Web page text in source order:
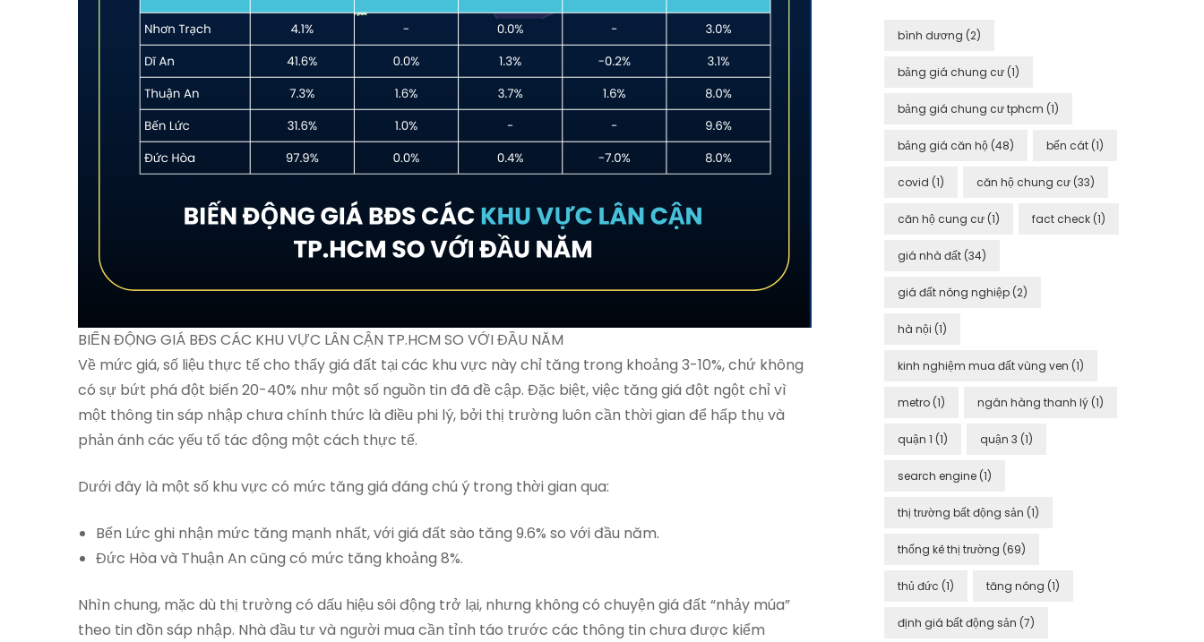
BIẾN ĐỘNG GIÁ BĐS CÁC KHU VỰC LÂN CẬN TP.HCM SO VỚI ĐẦU NĂM
Về mức giá, số liệu thực tế cho thấy giá đất tại các khu vực này chỉ tăng trong khoảng 3-10%, chứ không
có sự bứt phá đột biến 20-40% như một số nguồn tin đã đề cập. Đặc biệt, việc tăng giá đột ngột chỉ vì
một thông tin sáp nhập chưa chính thức là điều phi lý, bởi thị trường luôn cần thời gian để hấp thụ và
phản ánh các yếu tố tác động một cách thực tế.
Dưới đây là một số khu vực có mức tăng giá đáng chú ý trong thời gian qua:
Bến Lức ghi nhận mức tăng mạnh nhất, với giá đất sào tăng 9.6% so với đầu năm.
Đức Hòa và Thuận An cũng có mức tăng khoảng 8%.
Nhìn chung, mặc dù thị trường có dấu hiệu sôi động trở lại, nhưng không có chuyện giá đất “nhảy múa”
theo tin đồn sáp nhập. Nhà đầu tư và người mua cần tỉnh táo trước các thông tin chưa được kiểm
bình dương (2)
bảng giá chung cư (1)
bảng giá chung cư tphcm (1)
bảng giá căn hộ (48) bến cát (1)
covid (1) căn hộ chung cư (33)
căn hộ cung cư (1) fact check (1)
giá nhà đất (34)
giá đất nông nghiệp (2)
hà nội (1)
kinh nghiệm mua đất vùng ven (1)
metro (1) ngân hàng thanh lý (1)
quận 1 (1) quận 3 (1)
search engine (1)
thị trường bất động sản (1)
thống kê thị trường (69)
thủ đức (1) tăng nóng (1)
định giá bất động sản (7)